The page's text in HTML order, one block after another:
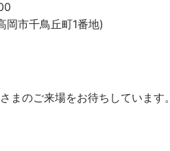
市千鳥丘町1番地)
まのご来場をお待ちしています。